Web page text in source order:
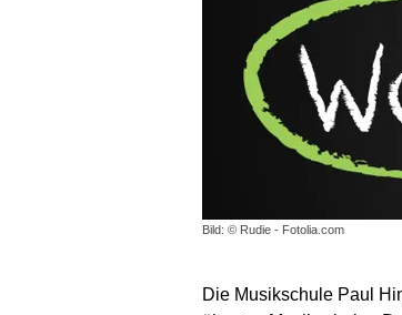
Bild: © Rudie - Fotolia.com
Die Musikschule Paul